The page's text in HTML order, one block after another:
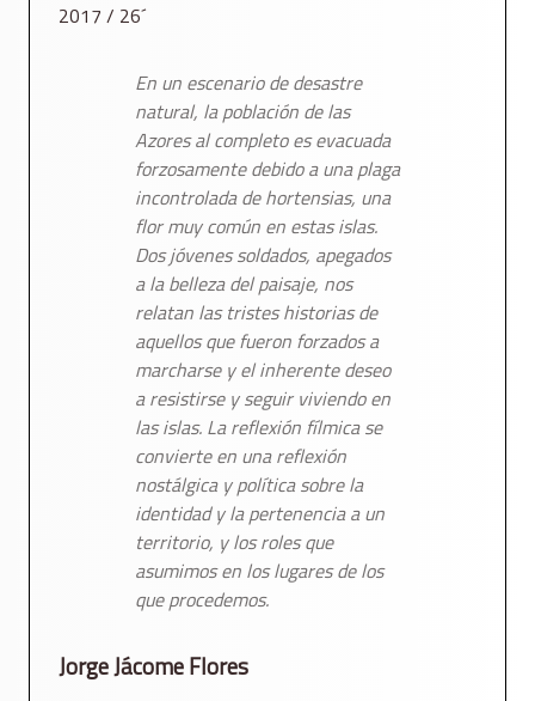
2017 / 26´
En un escenario de desastre
natural, la población de las
Azores al completo es evacuada
forzosamente debido a una plaga
incontrolada de hortensias, una
flor muy común en estas islas.
Dos jóvenes soldados, apegados
a la belleza del paisaje, nos
relatan las tristes historias de
aquellos que fueron forzados a
marcharse y el inherente deseo
a resistirse y seguir viviendo en
las islas. La reflexión fílmica se
convierte en una reflexión
nostálgica y política sobre la
identidad y la pertenencia a un
territorio, y los roles que
asumimos en los lugares de los
que procedemos.
Jorge Jácome Flores